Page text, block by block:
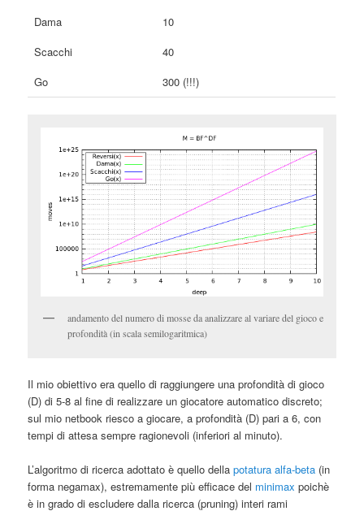
Dama
10
Scacchi
40
Go
300 (!!!)
andamento del numero di mosse da analizzare al variare del gioco e
profondità (in scala semilogaritmica)
Il mio obiettivo era quello di raggiungere una profondità di gioco
(D) di 5-8 al fine di realizzare un giocatore automatico discreto;
sul mio netbook riesco a giocare, a profondità (D) pari a 6, con
tempi di attesa sempre ragionevoli (inferiori al minuto).
L’algoritmo di ricerca adottato è quello dellapotatura alfa-beta (in
forma negamax), estremamente più efficace del minimax poichè
è in grado di escludere dalla ricerca (pruning) interi rami